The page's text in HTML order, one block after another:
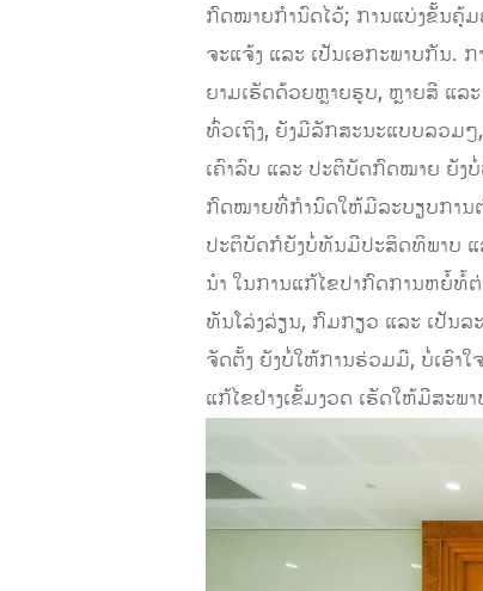
ກົດໝາຍກຳນົດໄວ້; ການແບ່ງຂັ້ນຄຸ້
ຈະແຈ້ງ ແລະ ເປັນເອກະພາບກັນ.
ຍາມເຮັດດ້ວຍຫຼາຍຮູບ, ຫຼາຍສີ ແລ
ທົ່ວເຖິງ, ຍັງມີລັກສະນະແບບລວມໆ
ເຄົາລົບ ແລະ ປະຕິບັດກົດໝາຍ ຍັງ
ກົດໝາຍທີ່ກໍານົດໃຫ້ມີລະບຽບການ
ປະຕິບັດກໍຍັງບໍ່ທັນມີປະສິດທິພາບ
ນໍາ ໃນການແກ້ໄຂປາກົດການຫຍໍ້ທໍ້
ທັນໂລ່ງລ່ຽນ, ກົມກຽວ ແລະ ເປັນ
ຈັດຕັ້ງ ຍັງບໍ່ໃຫ້ການຮ່ວມມື, ບໍ່ເອົາ
ແກ້ໄຂຢ່າງເຂັ້ມງວດ ເຮັດໃຫ້ມີສະ